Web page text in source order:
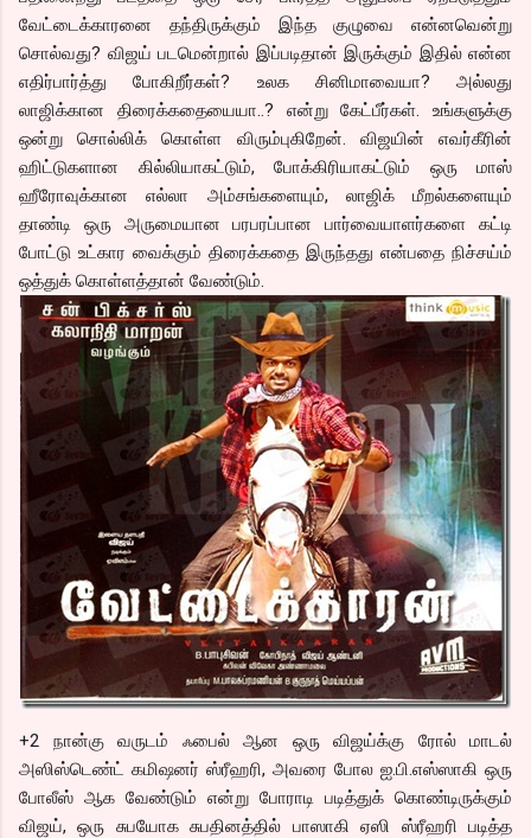
வேட்டைக்காரனை தந்திருக்கும் இந்த குழுவை என்னவென்று
சொல்வது? விஜய் படமென்றால் இப்படிதான் இருக்கும் இதில் என்ன
எதிர்பார்த்து போகிறீர்கள்? உலக சினிமாவையா? அல்லது
லாஜிக்கான திரைக்கதையையா..? என்று கேட்பீர்கள். உங்களுக்கு
ஒன்று சொல்லிக் கொள்ள விரும்புகிறேன். விஜயின் எவர்கீரின்
ஹிட்டுகளான கில்லியாகட்டும், போக்கிரியாகட்டும் ஒரு மாஸ்
ஹீரோவுக்கான எல்லா அம்சங்களையும், லாஜிக் மீறல்களையும்
தாண்டி ஒரு அருமையான பரபரப்பான பார்வையாளர்களை கட்டி
போட்டு உட்கார வைக்கும் திரைக்கதை இருந்தது என்பதை நிச்சய்ம்
ஒத்துக் கொள்ளத்தான் வேண்டும்.
+2 நான்கு வருடம் ஃபைல் ஆன ஒரு விஜய்க்கு ரோல் மாடல்
அஸிஸ்டெண்ட் கமிஷனர் ஸ்ரீஹரி, அவரை போல ஐ.பி.எஸ்ஸாகி ஒரு
போலீஸ் ஆக வேண்டும் என்று போராடி படித்துக் கொண்டிருக்கும்
விஜய், ஒரு சுபயோக சுபதினத்தில் பாஸாகி ஏஸி ஸ்ரீஹரி படித்த